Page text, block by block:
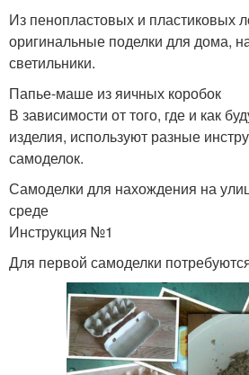
Из пенопластовых и пластиковых
оригинальные поделки для дома,
светильники.
Папье-маше из яичных коробок
В зависимости от того, где и как
изделия, используют разные
самоделок.
Самоделки для нахождения на
среде
Инструкция №1
Для первой самоделки